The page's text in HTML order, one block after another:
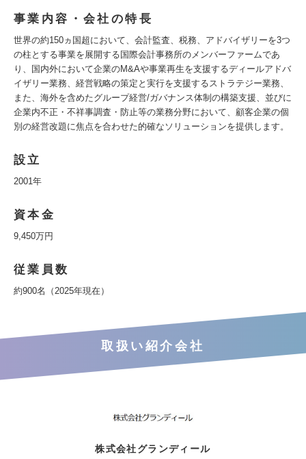
事業内容・会社の特長
世界の約150ヵ国超において、会計監査、税務、アドバイザリーを3つ
の柱とする事業を展開する国際会計事務所のメンバーファームであ
り、国内外において企業のM&Aや事業再生を支援するディールアドバ
イザリー業務、経営戦略の策定と実行を支援するストラテジー業務、
また、海外を含めたグループ経営/ガバナンス体制の構築支援、並びに
企業内不正・不祥事調査・防止等の業務分野において、顧客企業の個
別の経営改題に焦点を合わせた的確なソリューションを提供します。
設立
2001年
資本金
9,450万円
従業員数
約900名（2025年現在）
取扱い紹介会社
株式会社グランディール